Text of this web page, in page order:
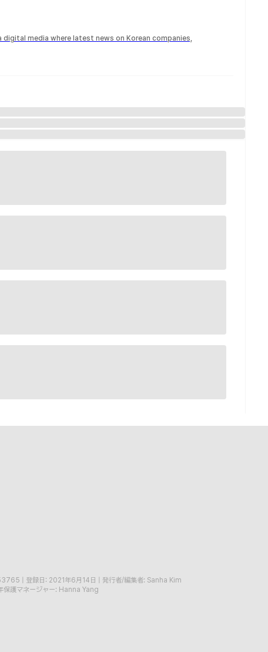
digital media where latest news on Korean companies,
登録日: 2021年6月14日
発行者/編集者: Sanha Kim
保護マネージャー: Hanna Yang